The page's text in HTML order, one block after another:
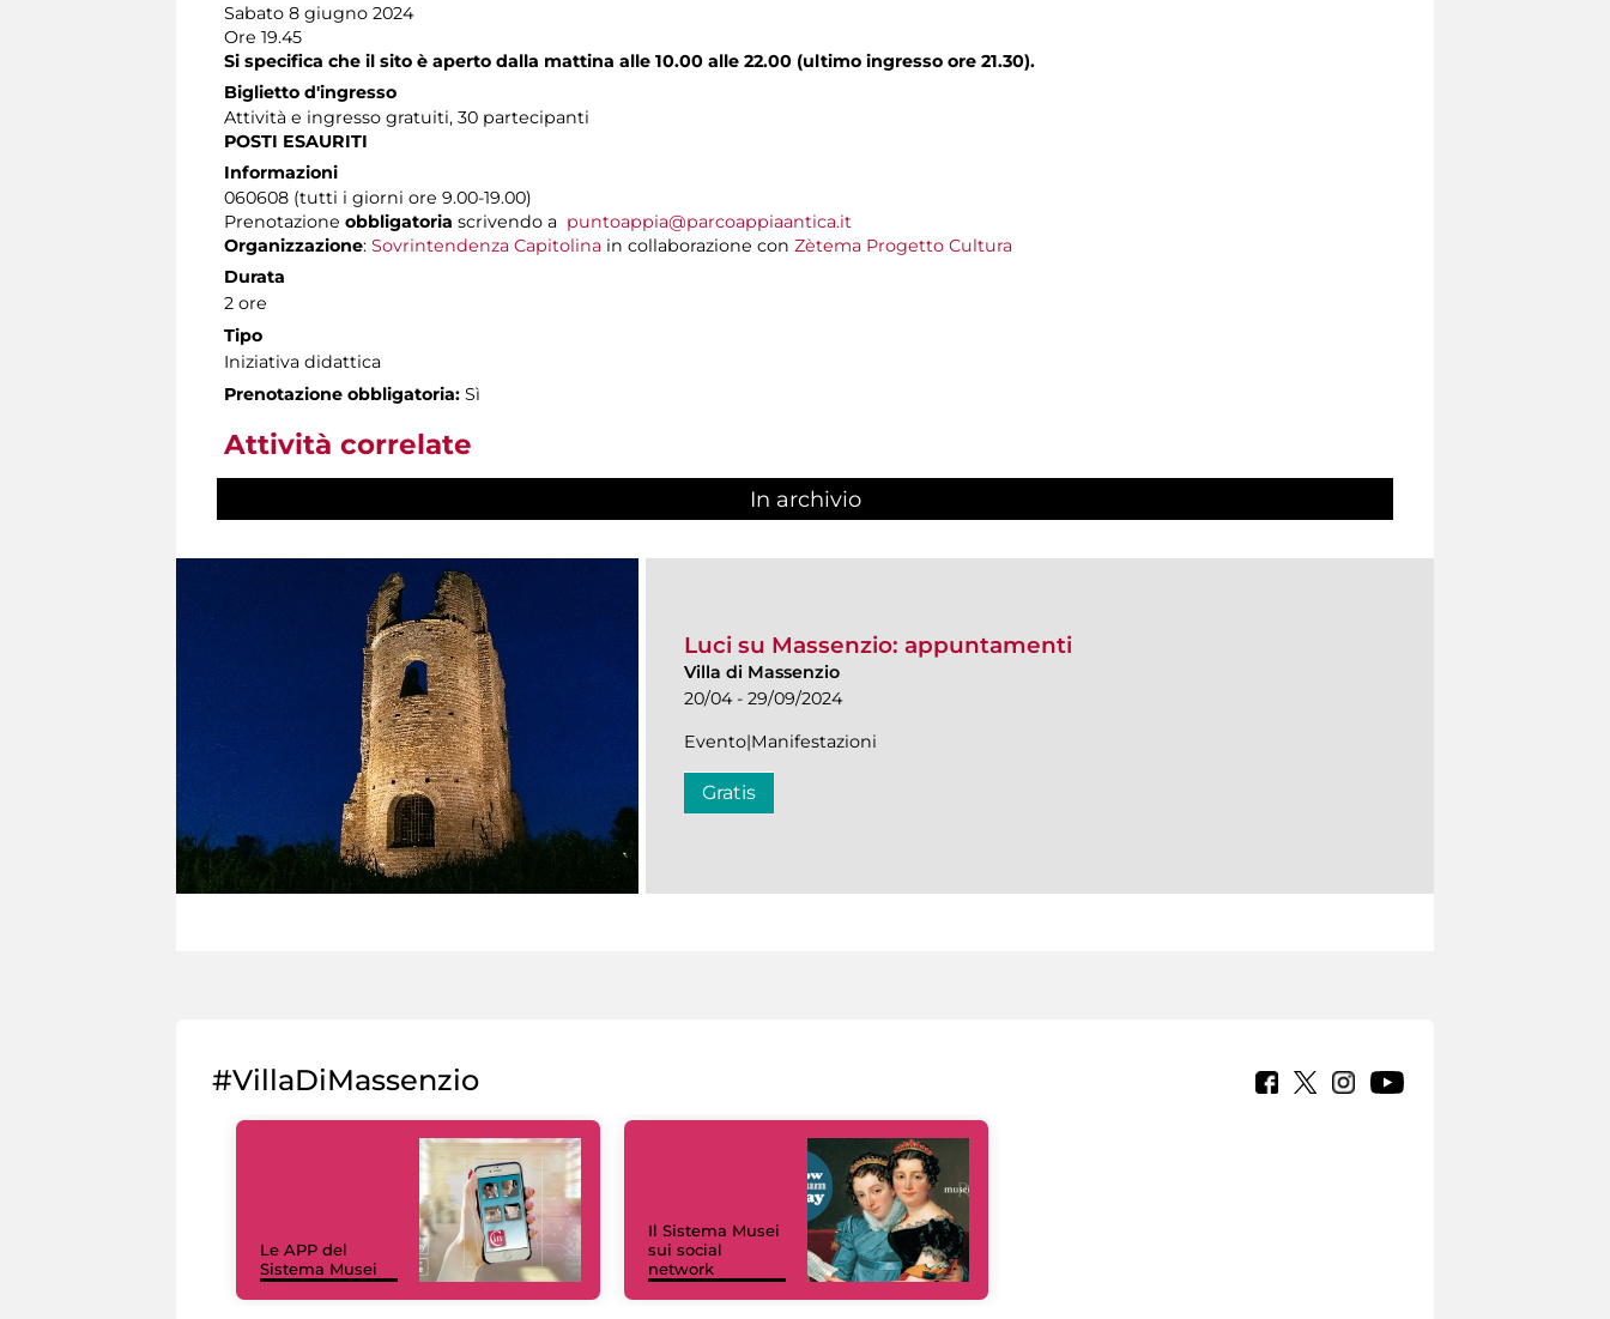
Sabato 8 giugno 2024
Ore 19.45
Si specifica che il sito è aperto dalla mattina alle 10.00 alle 22.00 (ultimo ingresso ore 21.30).
Biglietto d'ingresso
Attività e ingresso gratuiti, 30 partecipanti
POSTI ESAURITI
Informazioni
060608 (tutti i giorni ore 9.00-19.00)
Prenotazione obbligatoria scrivendo a puntoappia@parcoappiaantica.it
Organizzazione: Sovrintendenza Capitolina in collaborazione con Zètema Progetto Cultura
Durata
2 ore
Tipo
Iniziativa didattica
Prenotazione obbligatoria: Sì
Attività correlate
In archivio
Luci su Massenzio: appuntamenti
Villa di Massenzio
20/04 - 29/09/2024
Evento|Manifestazioni
Gratis
#VillaDiMassenzio
Le APP del
Sistema Musei
Il Sistema Musei
sui social
network